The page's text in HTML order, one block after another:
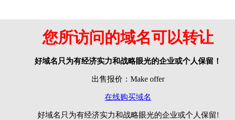
您所访问的域名可以转让
好域名只为有经济实力和战略眼光的企业或个人保留！
出售报价：Make offer
在线购买域名
好域名只为有经济实力和战略眼光的企业或个人保留!